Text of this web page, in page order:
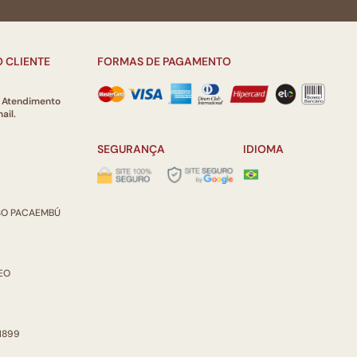
CLIENTE
Atendimento
PACAEMBÚ
FORMAS DE PAGAMENTO
SEGURANÇA IDIOMA